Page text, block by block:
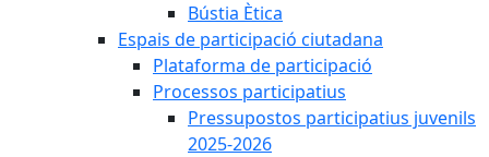
Bústia Ètica
Espais de participació ciutadana
Plataforma de participació
Processos participatius
Pressupostos participatius juvenils
2025-2026